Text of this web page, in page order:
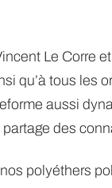
Le Corre
qu’à tous les
aussi
des
polyéthers